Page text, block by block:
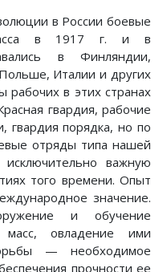
в России боевые
в 1917 г. и в
в Финляндии,
Италии и других
рабочих в этих странах
гвардия, рабочие
гвардия порядка, но по
отряды типа нашей
важную
того времени. Опыт
значение.
и обучение
масс, овладение ими
— необходимое
прочности ее